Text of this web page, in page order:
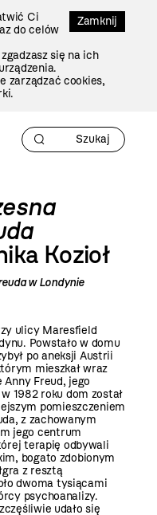
Zamknij
Ci
do celów
się na ich
zarządzać cookies,
Kozioł
w Londynie
ulicy Maresfield
Powstało w domu
po aneksji Austrii
mieszkał wraz
Anny Freud, jego
1982 roku dom został
pomieszczeniem
z zachowanym
jego centrum
terapię odbywali
bogato zdobionym
z resztą
dwoma tysiącami
psychoanalizy.
udało się